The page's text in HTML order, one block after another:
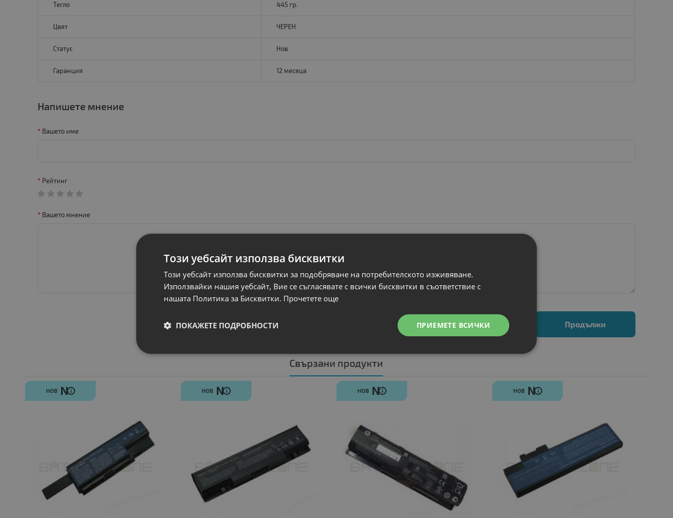
Тегло 445 гр.
Цвят ЧЕРЕН
Статус Нов
Гаранция 12 месеца
Напишете мнение
Вашето име
Рейтинг
Вашето мнение
Продължи
Свързани продукти
НОВ N НОВ N НОВ N НОВ N
Този уебсайт използва бисквитки
Този уебсайт използва бисквитки за подобряване на потребителското изживяване.
Използвайки нашия уебсайт, Вие се съгласявате с всички бисквитки в съответствие с
нашата Политика за Бисквитки. Прочетете още
ПРИЕМЕТЕ ВСИЧКИ
ПОКАЖЕТЕ ПОДРОБНОСТИ